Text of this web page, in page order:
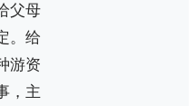
父母
。给
游资
，主